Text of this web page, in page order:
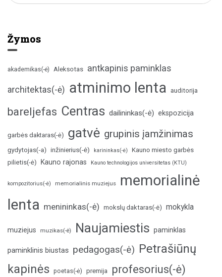
Žymos
akademikas(-ė) Aleksotas antkapinis paminklas
architektas(-ė) atminimo lenta auditorija
bareljefas Centras dailininkas(-ė) ekspozicija
garbės daktaras(-ė) gatvė grupinis įamžinimas
gydytojas(-a) inžinierius(-ė) karininkas(-ė)
Kauno miesto garbės
pilietis(-ė)
Kauno rajonas Kauno technologijos universitetas (KTU)
kompozitorius(-ė) memorialinis muziejus
memorialinė
lenta menininkas(-ė) mokslų daktaras(-ė) mokykla
muziejus muzikas(-ė) Naujamiestis paminklas
paminklinis biustas pedagogas(-ė) Petrašiūnų
kapinės poetas(-ė) premija profesorius(-ė)